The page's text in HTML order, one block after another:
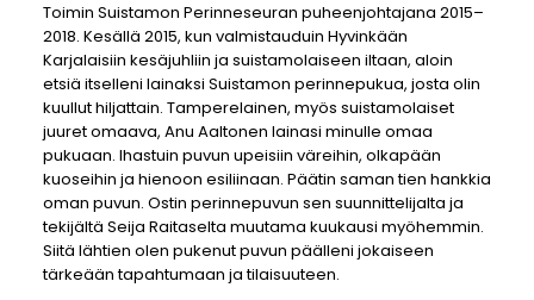
Toimin Suistamon Perinneseuran puheenjohtajana 2015–
2018. Kesällä 2015, kun valmistauduin Hyvinkään
Karjalaisiin kesäjuhliin ja suistamolaiseen iltaan, aloin
etsiä itselleni lainaksi Suistamon perinnepukua, josta olin
kuullut hiljattain. Tamperelainen, myös suistamolaiset
juuret omaava, Anu Aaltonen lainasi minulle omaa
pukuaan. Ihastuin puvun upeisiin väreihin, olkapään
kuoseihin ja hienoon esiliinaan. Päätin saman tien hankkia
oman puvun. Ostin perinnepuvun sen suunnittelijalta ja
tekijältä Seija Raitaselta muutama kuukausi myöhemmin.
Siitä lähtien olen pukenut puvun päälleni jokaiseen
tärkeään tapahtumaan ja tilaisuuteen.